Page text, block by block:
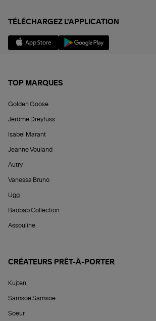
TÉLÉCHARGEZ L'APPLICATION
TOP MARQUES
Golden Goose
Jérôme Dreyfuss
Isabel Marant
Jeanne Vouland
Autry
Vanessa Bruno
Ugg
Baobab Collection
Assouline
CRÉATEURS PRÊT-À-PORTER
Kujten
Samsoe Samsoe
Soeur